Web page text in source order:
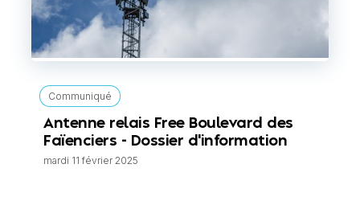
Communiqué
Antenne relais Free Boulevard des
Faïenciers - Dossier d'information
mardi 11 février 2025